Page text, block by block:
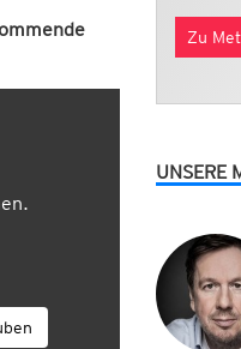
Zu
UNSERE